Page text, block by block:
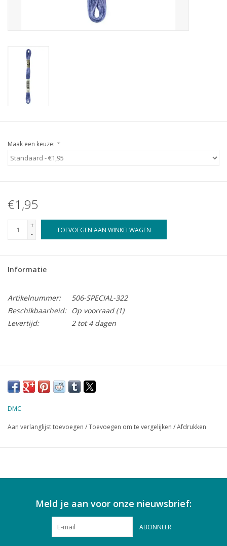
Maak een keuze: *
€1,95
+
-
TOEVOEGEN AAN WINKELWAGEN
Informatie
Artikelnummer:
506-SPECIAL-322
Beschikbaarheid:
Op voorraad(1)
Levertijd:
2 tot 4 dagen
DMC
Aan verlanglijst toevoegen /Toevoegen om te vergelijken /Afdrukken
Meld je aan voor onze nieuwsbrief:
ABONNEER